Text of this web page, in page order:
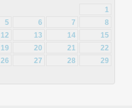
2013年1月 [31]
1
5 6 7
8
12 13 14
15
19 20 21
22
26 27 28
29